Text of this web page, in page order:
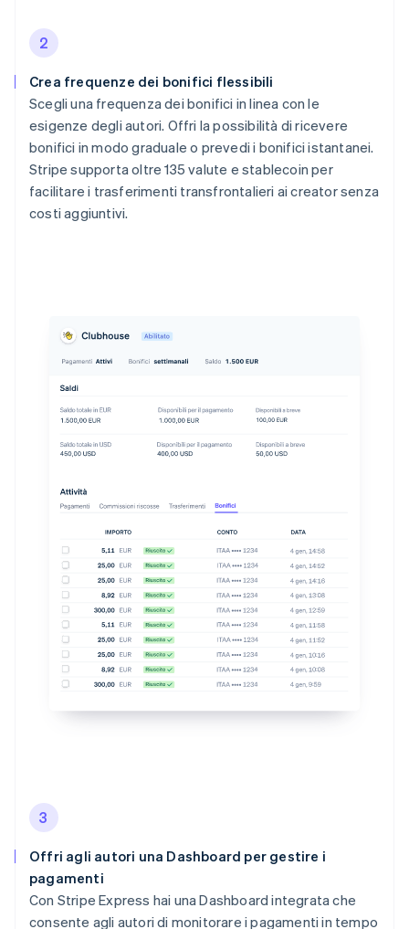
2
Crea frequenze dei bonifici flessibili
Scegli una frequenza dei bonifici in linea con le
esigenze degli autori. Offri la possibilità di ricevere
bonifici in modo graduale o prevedi i bonifici istantanei.
Stripe supporta oltre 135 valute e stablecoin per
facilitare i trasferimenti transfrontalieri ai creator senza
costi aggiuntivi.
3
Offri agli autori una Dashboard per gestire i
pagamenti
Con Stripe Express hai una Dashboard integrata che
consente agli autori di monitorare i pagamenti in tempo